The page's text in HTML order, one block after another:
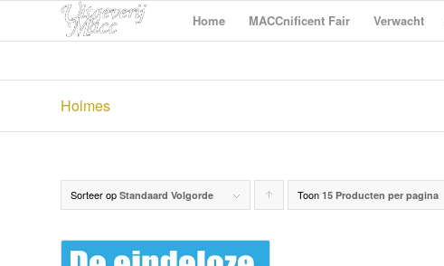
Home MACCnificent Fair Verwacht
Holmes
Sorteer op Standaard Volgorde
Producten
Toon 15 Producten per pagina